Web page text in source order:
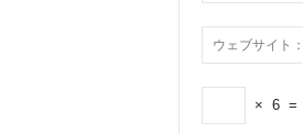
× 6 =